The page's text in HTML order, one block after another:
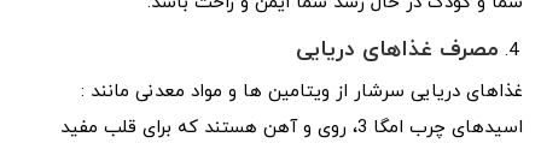
مصرف غذاهای دریایی
غذاهای دریایی سرشار از ویتامین ها و مواد معدنی مانند :
اسیدهای چرب امگا 3، روی و آهن هستند که برای قلب مفید